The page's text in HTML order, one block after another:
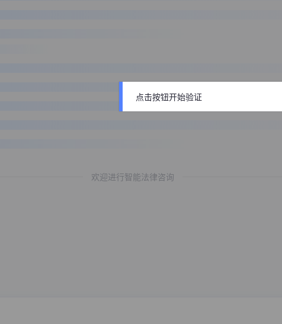
欢迎进行智能法律咨询
点击按钮开始验证